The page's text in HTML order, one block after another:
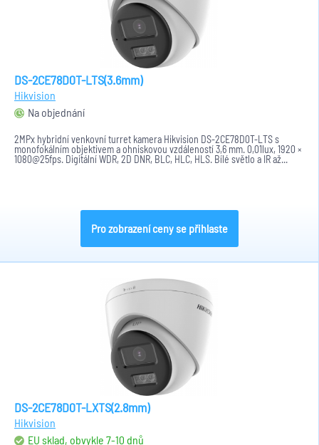
DS-2CE78D0T-LTS(3.6mm)
Hikvision
Na objednání
2MPx hybridní venkovní turret kamera Hikvision DS-2CE78D0T-LTS s
monofokálním objektivem a ohniskovou vzdáleností 3,6 mm. 0,01lux, 1920 ×
1080@25fps. Digitální WDR, 2D DNR, BLC, HLC, HLS. Bílé světlo a IR až...
Pro zobrazení ceny se přihlaste
DS-2CE78D0T-LXTS(2.8mm)
Hikvision
EU sklad, obvykle 7-10 dnů